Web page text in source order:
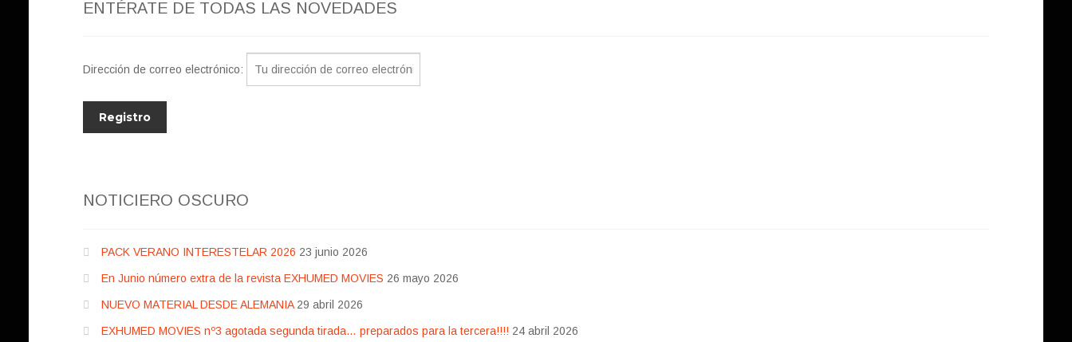
ENTÉRATE DE TODAS LAS NOVEDADES
Dirección de correo electrónico:
NOTICIERO OSCURO
PACK VERANO INTERESTELAR 2026 23 junio 2026
En Junio número extra de la revista EXHUMED MOVIES 26 mayo 2026
NUEVO MATERIAL DESDE ALEMANIA 29 abril 2026
EXHUMED MOVIES nº3 agotada segunda tirada… preparados para la tercera!!!! 24 abril 2026